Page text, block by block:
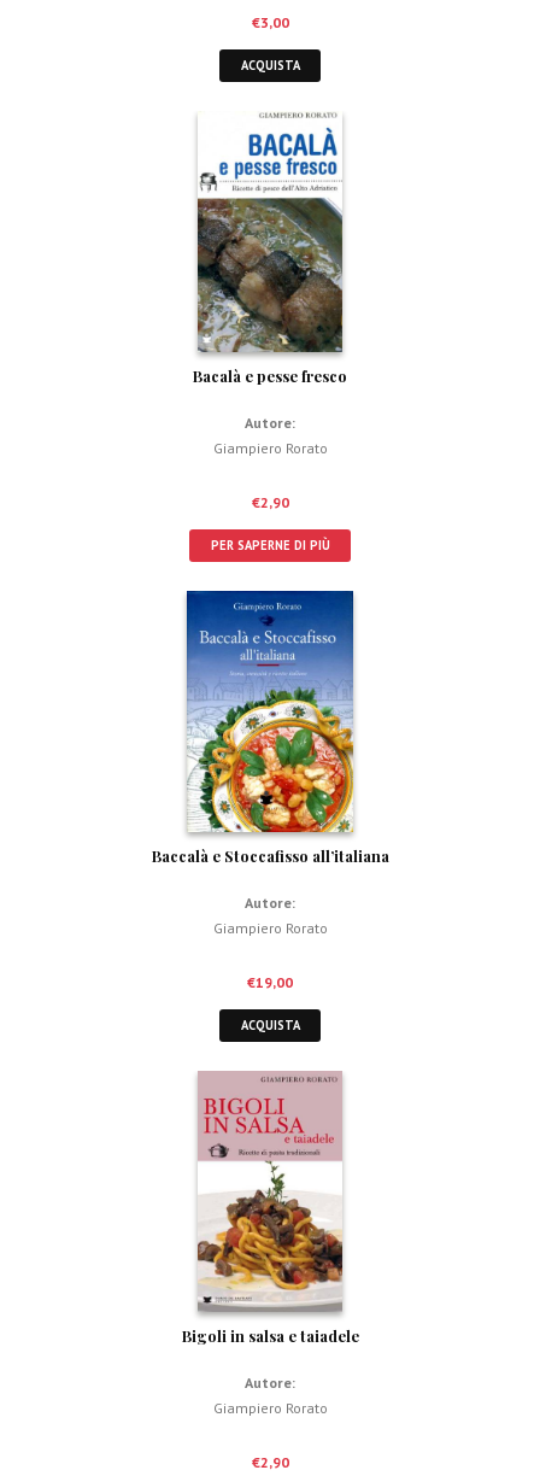
€3,00
ACQUISTA
Bacalà e pesse fresco
Autore:
Giampiero Rorato
€2,90
PER SAPERNE DI PIÙ
Baccalà e Stoccafisso all’italiana
Autore:
Giampiero Rorato
€19,00
ACQUISTA
Bigoli in salsa e taiadele
Autore:
Giampiero Rorato
€2,90